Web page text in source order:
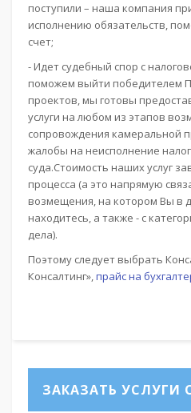
поступили – наша компания
исполнению обязательств,
счет;
- Идет судебный спор с
поможем выйти победителем
проектов, мы готовы
услуги на любом из этапов
сопровождения камеральной
жалобы на неисполнение
суда.Стоимость наших услуг
процесса (а это напрямую
возмещения, на котором Вы в
находитесь, а также - с
дела).
Поэтому следует выбрать
Консалтинг»,прайс на
ЗАКАЗАТЬ УСЛУГИ